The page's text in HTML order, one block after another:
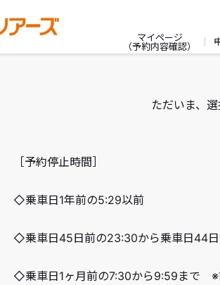
マイページ
（予約内容確認）
ただいま、
［予約停止時間］
◇乗車日1年前の5:29以前
◇乗車日45日前の23:30から乗車日44
◇乗車日1ヶ月前の7:30から9:59まで ※